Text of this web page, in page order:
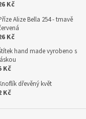
Kč
Alize Bella 254 - tmavě
Kč
hand made vyrobeno s
Kč
dřevěný květ
Kč